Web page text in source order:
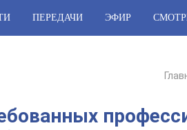
ПЕРЕДАЧИ ЭФИР